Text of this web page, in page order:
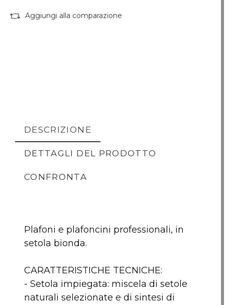
Aggiungi alla comparazione
DESCRIZIONE
DETTAGLI DEL PRODOTTO
CONFRONTA
Plafoni e plafoncini professionali, in
setola bionda.
CARATTERISTICHE TECNICHE:
- Setola impiegata: miscela di setole
naturali selezionate e di sintesi di